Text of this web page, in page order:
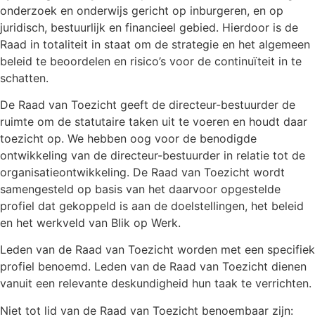
onderzoek en onderwijs gericht op inburgeren, en op
juridisch, bestuurlijk en financieel gebied. Hierdoor is de
Raad in totaliteit in staat om de strategie en het algemeen
beleid te beoordelen en risico’s voor de continuïteit in te
schatten.
De Raad van Toezicht geeft de directeur-bestuurder de
ruimte om de statutaire taken uit te voeren en houdt daar
toezicht op. We hebben oog voor de benodigde
ontwikkeling van de directeur-bestuurder in relatie tot de
organisatieontwikkeling. De Raad van Toezicht wordt
samengesteld op basis van het daarvoor opgestelde
profiel dat gekoppeld is aan de doelstellingen, het beleid
en het werkveld van Blik op Werk.
Leden van de Raad van Toezicht worden met een specifiek
profiel benoemd. Leden van de Raad van Toezicht dienen
vanuit een relevante deskundigheid hun taak te verrichten.
Niet tot lid van de Raad van Toezicht benoembaar zijn: